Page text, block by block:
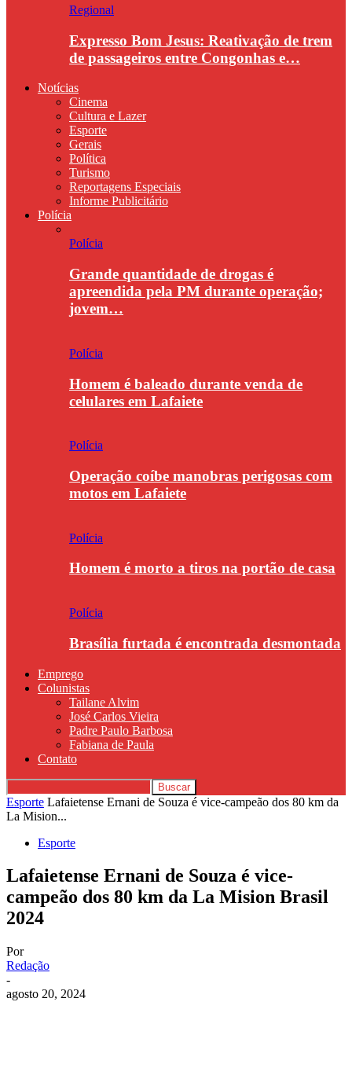
Regional
Expresso Bom Jesus: Reativação de trem
de passageiros entre Congonhas e…
Notícias
Cinema
Cultura e Lazer
Esporte
Gerais
Política
Turismo
Reportagens Especiais
Informe Publicitário
Polícia
Polícia
Grande quantidade de drogas é
apreendida pela PM durante operação;
jovem…
Polícia
Homem é baleado durante venda de
celulares em Lafaiete
Polícia
Operação coíbe manobras perigosas com
motos em Lafaiete
Polícia
Homem é morto a tiros na portão de casa
Polícia
Brasília furtada é encontrada desmontada
Emprego
Colunistas
Tailane Alvim
José Carlos Vieira
Padre Paulo Barbosa
Fabiana de Paula
Contato
Esporte Lafaietense Ernani de Souza é vice-campeão dos 80 km da
La Mision...
Esporte
Lafaietense Ernani de Souza é vice-
campeão dos 80 km da La Mision Brasil
2024
Por
Redação
-
agosto 20, 2024